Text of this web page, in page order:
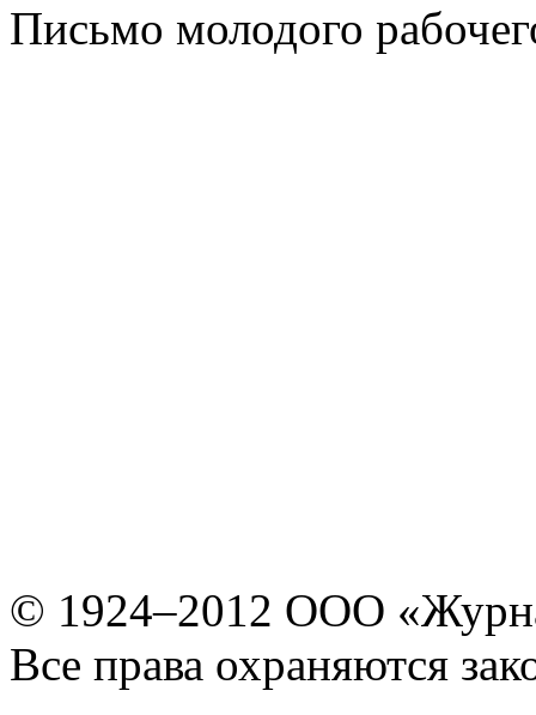
Письмо молодого
© 1924–2012 ООО
Все права охраняются